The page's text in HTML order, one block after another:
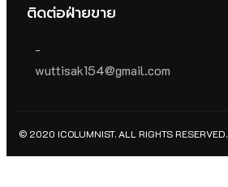
ติดต่อฝ่ายขาย
-
wuttisak154@gmail.com
© 2020 ICOLUMNIST. ALL RIGHTS RESERVED.